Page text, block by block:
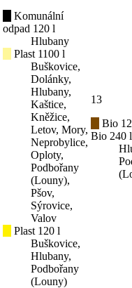
Komunální
odpad 120 l
Hlubany
Plast 1100 l
Buškovice,
Dolánky,
Hlubany,
Kaštice,
Kněžice,
Letov, Mory,
Neprobylice,
Oploty,
Podbořany
(Louny),
Pšov,
Sýrovice,
Valov
Plast 120 l
Buškovice,
Hlubany,
Podbořany
(Louny)
13
Bio
Bio 240 l